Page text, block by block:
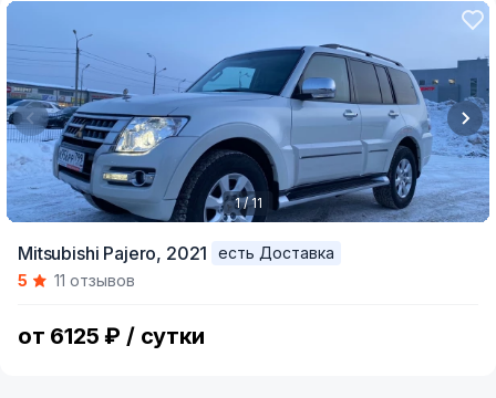
of
1 / 11
Mitsubishi Pajero, 2021
есть Доставка
5
11 отзывов
от 6125 ₽ / сутки